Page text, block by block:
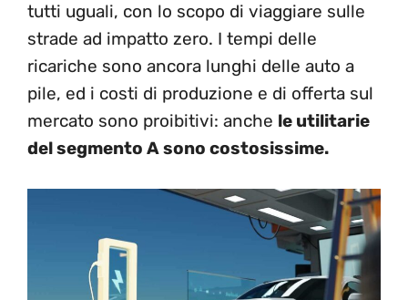
tutti uguali, con lo scopo di viaggiare sulle
strade ad impatto zero. I tempi delle
ricariche sono ancora lunghi delle auto a
pile, ed i costi di produzione e di offerta sul
mercato sono proibitivi: anche le utilitarie
del segmento A sono costosissime.